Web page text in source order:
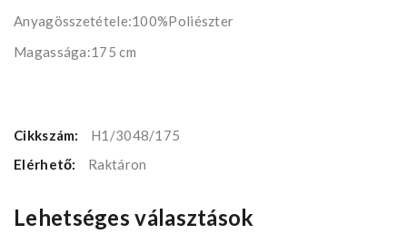
Anyagösszetétele:100%Poliészter
Magassága:175 cm
Cikkszám:
H1/3048/175
Elérhető:
Raktáron
Lehetséges választások